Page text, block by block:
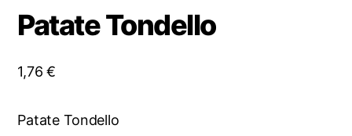
Patate Tondello
1,76€
Patate Tondello